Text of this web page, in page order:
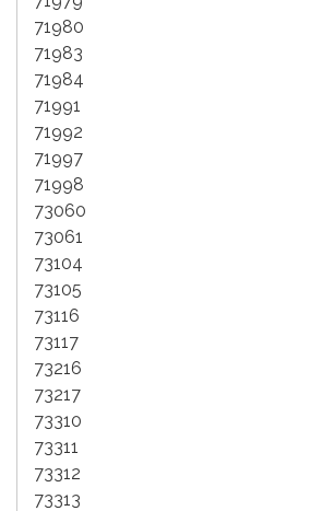
71980
71983
71984
71991
71992
71997
71998
73060
73061
73104
73105
73116
73117
73216
73217
73310
73311
73312
73313